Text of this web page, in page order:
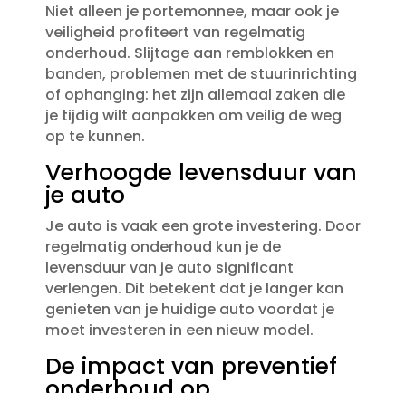
Niet alleen je portemonnee, maar ook je
veiligheid profiteert van regelmatig
onderhoud.​ Slijtage aan remblokken en
banden, problemen met de stuurinrichting
of ophanging: het zijn allemaal zaken die
je tijdig wilt aanpakken om veilig de weg
op te kunnen.​
Verhoogde levensduur van
je auto
Je auto is vaak een grote investering.​ Door
regelmatig onderhoud kun je de
levensduur van je auto significant
verlengen.​ Dit betekent dat je langer kan
genieten van je huidige auto voordat je
moet investeren in een nieuw model.​
De impact van preventief